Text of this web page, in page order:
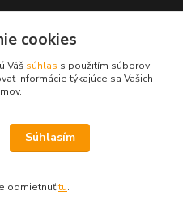
cookies.
a marketing -
cookies
Váš súhlas s použitím súborov
informácie týkajúce sa Vašich
Súhlasím
odmietnuťtu.